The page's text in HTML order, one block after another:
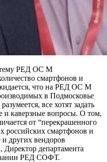
РЕД ОС М
смартфонов и
что на РЕД ОС М
в Подмосковье
все хотят задать
и каверзные вопросы. О том,
от “перекрашенного
российских смартфонов и
других вендоров
Директор департамента
РЕД СОФТ.